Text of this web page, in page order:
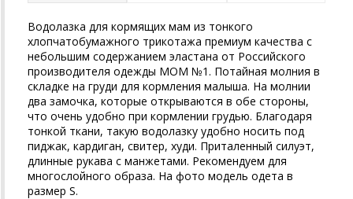
Водолазка для кормящих мам из тонкого
хлопчатобумажного трикотажа премиум качества с
небольшим содержанием эластана от Российского
производителя одежды MOM №1. Потайная молния в
складке на груди для кормления малыша. На молнии
два замочка, которые открываются в обе стороны,
что очень удобно при кормлении грудью. Благодаря
тонкой ткани, такую водолазку удобно носить под
пиджак, кардиган, свитер, худи. Приталенный силуэт,
длинные рукава с манжетами. Рекомендуем для
многослойного образа. На фото модель одета в
размер S.